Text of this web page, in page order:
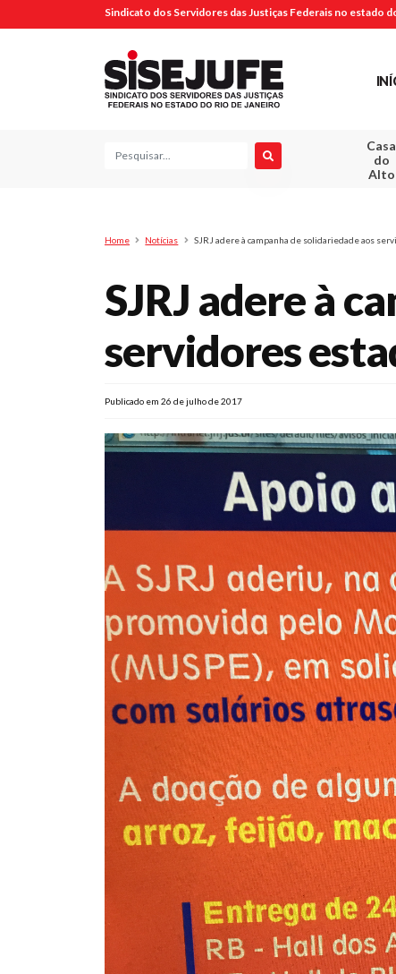
Sindicato dos Servidores das Justiças Federais no estado
Pesquisa
Casa
do
Alto
Home Notícias SJRJ adere à campanha de solidariedade aos
SJRJ adere à
servidores
Publicado em 26 de julho de 2017